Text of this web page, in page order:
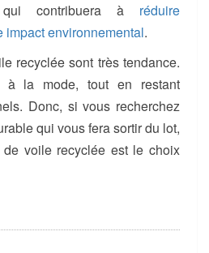
contribuera à réduire
impact environnemental.
recyclée sont très tendance.
à la mode, tout en restant
Donc, si vous recherchez
qui vous fera sortir du lot,
voile recyclée est le choix